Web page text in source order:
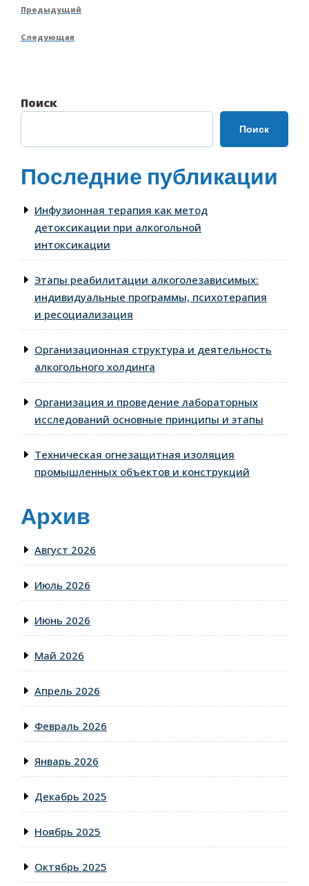
по
записям
Предыдущая
Предыдущий
Следующая
Следующая
Поиск
Поиск
Последние публикации
Инфузионная терапия как метод
детоксикации при алкогольной
интоксикации
Этапы реабилитации алкоголезависимых:
индивидуальные программы, психотерапия
и ресоциализация
Организационная структура и деятельность
алкогольного холдинга
Организация и проведение лабораторных
исследований основные принципы и этапы
Техническая огнезащитная изоляция
промышленных объектов и конструкций
Архив
Август 2026
Июль 2026
Июнь 2026
Май 2026
Апрель 2026
Февраль 2026
Январь 2026
Декабрь 2025
Ноябрь 2025
Октябрь 2025